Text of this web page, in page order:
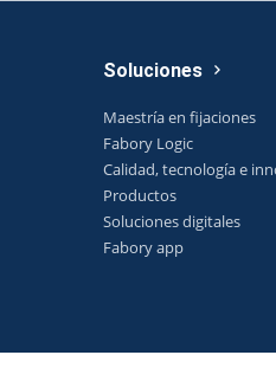
Soluciones
Maestría en fijaciones
Fabory Logic
Calidad, tecnología e
Productos
Soluciones digitales
Fabory app